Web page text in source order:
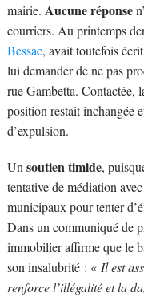
mairie. Aucune réponse
courriers. Au printemps
Bessac, avait toutefois
lui demander de ne pas
rue Gambetta. Contactée,
position restait inchangée
d’expulsion.
Unsoutien timide,
tentative de médiation
municipaux pour tenter
Dans un communiqué de
immobilier affirme que le
son insalubrité : « Il est
renforce l’illégalité et la